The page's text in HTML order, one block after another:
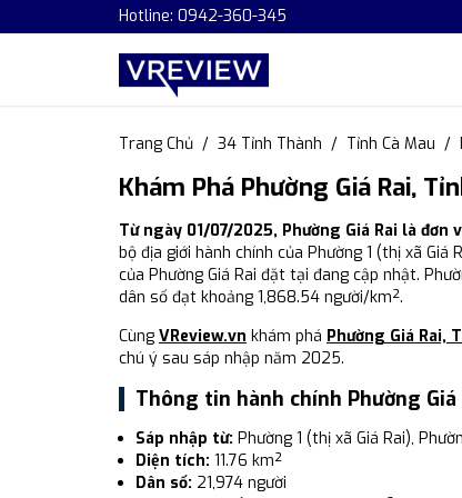
Hotline: 0942-360-345
Trang Chủ 34 Tỉnh Thành Tỉnh Cà Mau
Khám Phá Phường Giá Rai,
Từ ngày 01/07/2025, Phường Giá Rai là đơn
bộ địa giới hành chính của Phường 1 (thị xã Giá
của Phường Giá Rai đặt tại đang cập nhật.
dân số đạt khoảng 1,868.54 người/km².
Cùng VReview.vn khám phá Phường Giá Rai,
chú ý sau sáp nhập năm 2025.
Thông tin hành chính Phường
Sáp nhập từ: Phường 1 (thị xã Giá Rai),
Diện tích: 11.76 km²
Dân số: 21,974 người